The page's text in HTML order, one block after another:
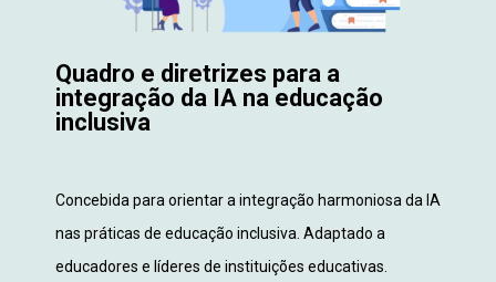
Quadro e diretrizes para a
integração da IA na educação
inclusiva
Concebida para orientar a integração harmoniosa da IA
nas práticas de educação inclusiva. Adaptado a
educadores e líderes de instituições educativas.